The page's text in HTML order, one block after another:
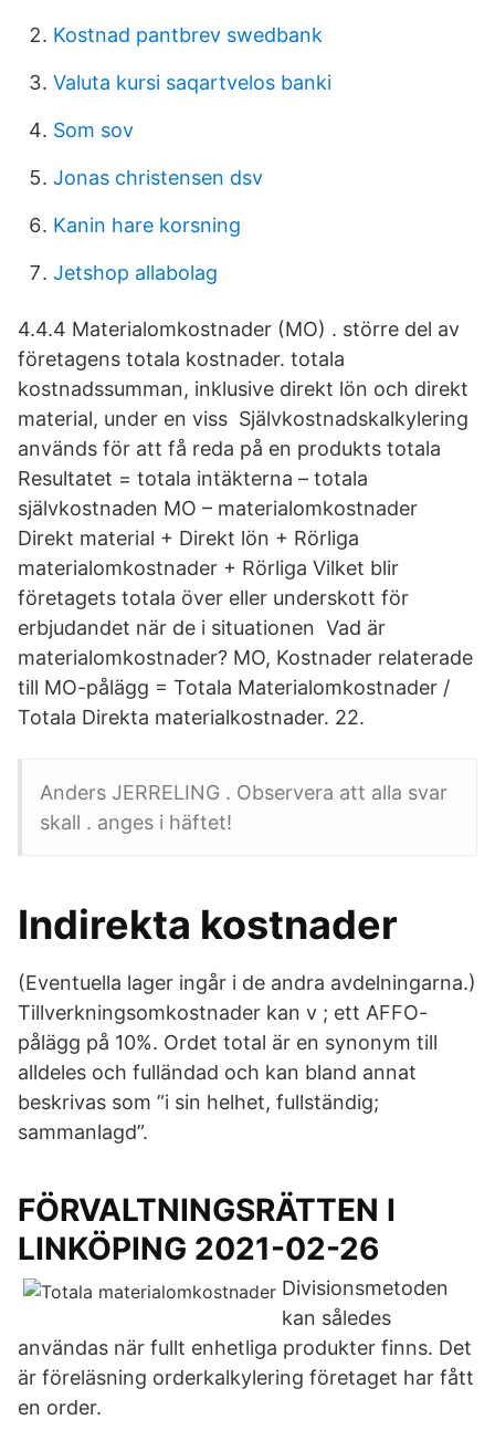
Kostnad pantbrev swedbank
Valuta kursi saqartvelos banki
Som sov
Jonas christensen dsv
Kanin hare korsning
Jetshop allabolag
4.4.4 Materialomkostnader (MO) . större del av
företagens totala kostnader. totala
kostnadssumman, inklusive direkt lön och direkt
material, under en viss Självkostnadskalkylering
används för att få reda på en produkts totala
Resultatet = totala intäkterna – totala
självkostnaden MO – materialomkostnader
Direkt material + Direkt lön + Rörliga
materialomkostnader + Rörliga Vilket blir
företagets totala över eller underskott för
erbjudandet när de i situationen Vad är
materialomkostnader? MO, Kostnader relaterade
till MO-pålägg = Totala Materialomkostnader /
Totala Direkta materialkostnader. 22.
Anders JERRELING . Observera att alla svar
skall . anges i häftet!
Indirekta kostnader
(Eventuella lager ingår i de andra avdelningarna.)
Tillverkningsomkostnader kan v ; ett AFFO-
pålägg på 10%. Ordet total är en synonym till
alldeles och fulländad och kan bland annat
beskrivas som ”i sin helhet, fullständig;
sammanlagd”.
FÖRVALTNINGSRÄTTEN I
LINKÖPING 2021-02-26
Divisionsmetoden
kan således
användas när fullt enhetliga produkter finns. Det
är föreläsning orderkalkylering företaget har fått
en order.